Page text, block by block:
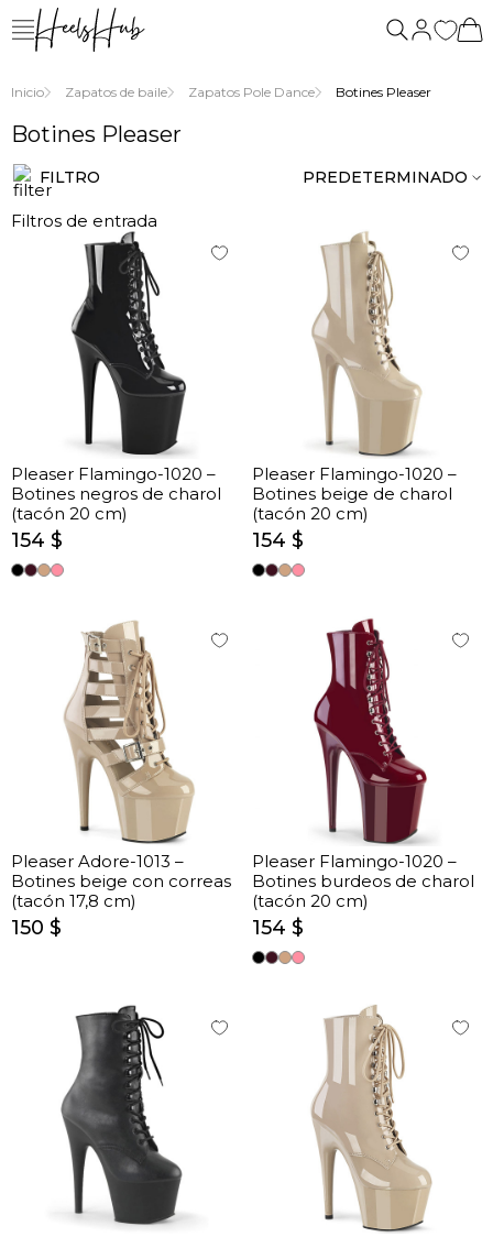
nosotros
Inicio Zapatos de baile Zapatos Pole Dance Botines Pleaser
Botines Pleaser
FILTRO PREDETERMINADO
Filtros de entrada
Pleaser Flamingo-1020 –
Botines negros de charol
(tacón 20 cm)
154 $
Pleaser Flamingo-1020 –
Botines beige de charol
(tacón 20 cm)
154 $
Pleaser Adore-1013 –
Botines beige con correas
(tacón 17,8 cm)
150 $
Pleaser Flamingo-1020 –
Botines burdeos de charol
(tacón 20 cm)
154 $